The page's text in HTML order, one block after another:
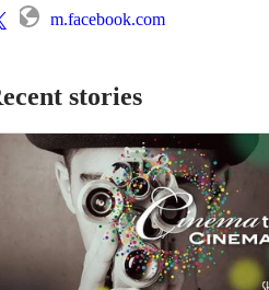
m.facebook.com
stories